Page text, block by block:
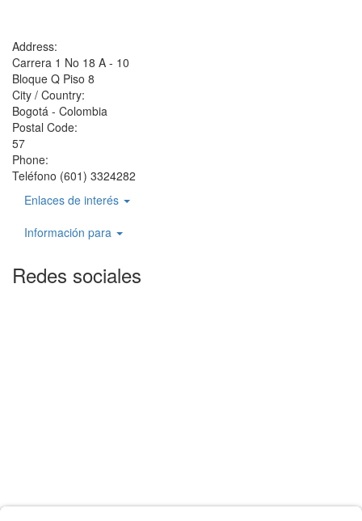
Address:
Carrera 1 No 18 A - 10
Bloque Q Piso 8
City / Country:
Bogotá - Colombia
Postal Code:
57
Phone:
Teléfono (601) 3324282
Enlaces de interés
Información para
Redes sociales